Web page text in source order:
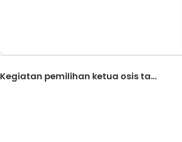
Kegiatan pemilihan ketua osis ta...